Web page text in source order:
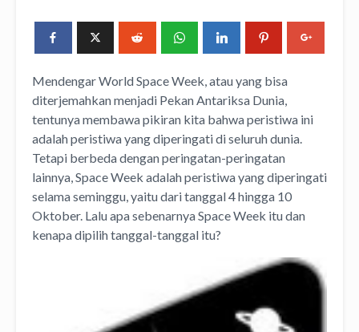
Mendengar World Space Week, atau yang bisa
diterjemahkan menjadi Pekan Antariksa Dunia,
tentunya membawa pikiran kita bahwa peristiwa ini
adalah peristiwa yang diperingati di seluruh dunia.
Tetapi berbeda dengan peringatan-peringatan
lainnya, Space Week adalah peristiwa yang diperingati
selama seminggu, yaitu dari tanggal 4 hingga 10
Oktober. Lalu apa sebenarnya Space Week itu dan
kenapa dipilih tanggal-tanggal itu?